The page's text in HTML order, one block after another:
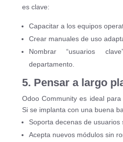
es clave:
Capacitar a los equipos
Crear manuales de uso
Nombrar “usuarios
departamento.
5. Pensar a largo
Odoo Community es ideal
Si se implanta con una buena
Soporta decenas de usuarios
Acepta nuevos módulos sin